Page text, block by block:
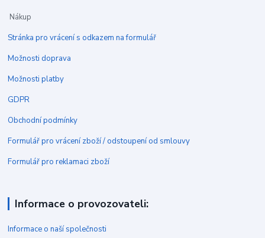
Nákup
Stránka pro vrácení s odkazem na formulář
Možnosti doprava
Možnosti platby
GDPR
Obchodní podmínky
Formulář pro vrácení zboží / odstoupení od smlouvy
Formulář pro reklamaci zboží
Informace o provozovateli:
Informace o naší společnosti